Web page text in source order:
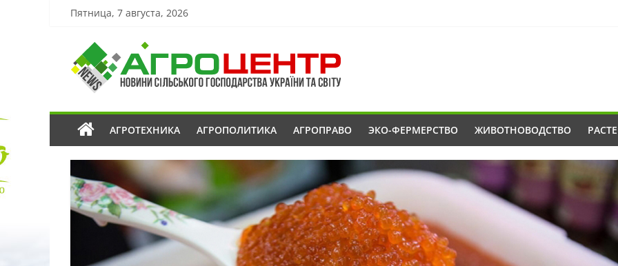
Пятница, 7 августа, 2026
АГРОТЕХНИКА АГРОПОЛИТИКА АГРОПРАВО ЭКО-ФЕРМЕРСТВО ЖИВОТНОВОДСТВО